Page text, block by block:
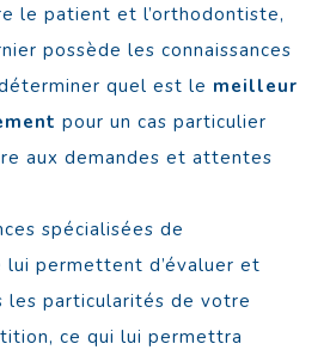
le patient et l’orthodontiste,
possède les connaissances
quel est le meilleur
pour un cas particulier
aux demandes et attentes
spécialisées de
lui permettent d’évaluer et
les particularités de votre
ce qui lui permettra